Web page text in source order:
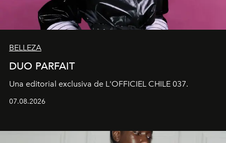
BELLEZA
DUO PARFAIT
Una editorial exclusiva de L'OFFICIEL CHILE 037.
07.08.2026